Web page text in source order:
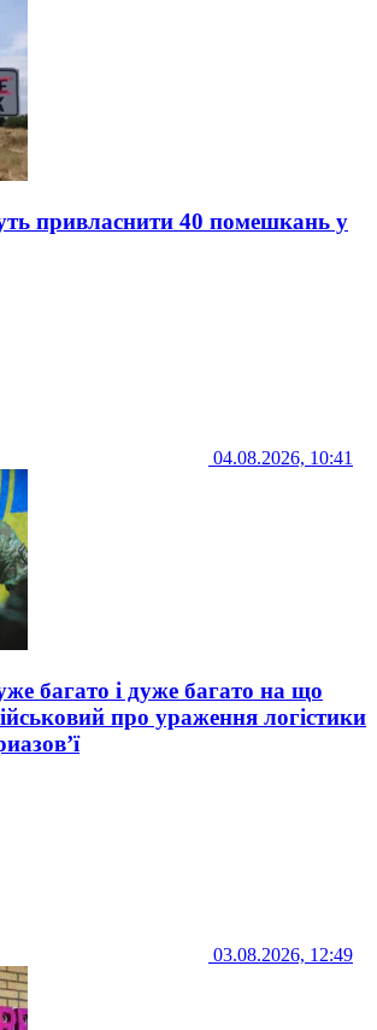
привласнити 40 помешкань у
04.08.2026, 10:41
багато і дуже багато на що
про ураження логістики
03.08.2026, 12:49